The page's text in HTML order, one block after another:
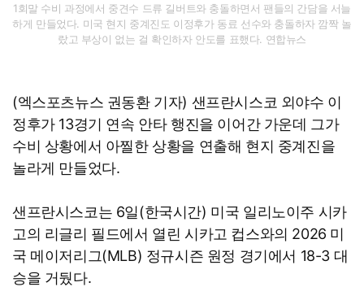
1회말 수비 과정에서 중견수 드류 길버트와 충돌하면서 팬들의 간담을 서늘
하게 만들었다. 미국 현지 중계진도 이정후가 동료 선수와 충돌하자 깜짝 놀
랐고 부상이 없는 걸 확인하자 안도를 표했다. 연합뉴스
(엑스포츠뉴스 권동환 기자) 샌프란시스코 외야수 이
정후가 13경기 연속 안타 행진을 이어간 가운데 그가
수비 상황에서 아찔한 상황을 연출해 현지 중계진을
놀라게 만들었다.
샌프란시스코는 6일(한국시간) 미국 일리노이주 시카
고의 리글리 필드에서 열린 시카고 컵스와의 2026 미
국 메이저리그(MLB) 정규시즌 원정 경기에서 18-3 대
승을 거뒀다.